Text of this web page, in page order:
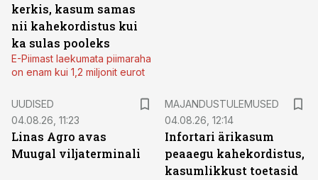
kerkis, kasum samas
nii kahekordistus kui
ka sulas pooleks
E-Piimast laekumata piimaraha
on enam kui 1,2 miljonit eurot
UUDISED
04.08.26, 11:23
Linas Agro avas
Muugal viljaterminali
MAJANDUSTULEMUSED
04.08.26, 12:14
Infortari ärikasum
peaaegu kahekordistus,
kasumlikkust toetasid